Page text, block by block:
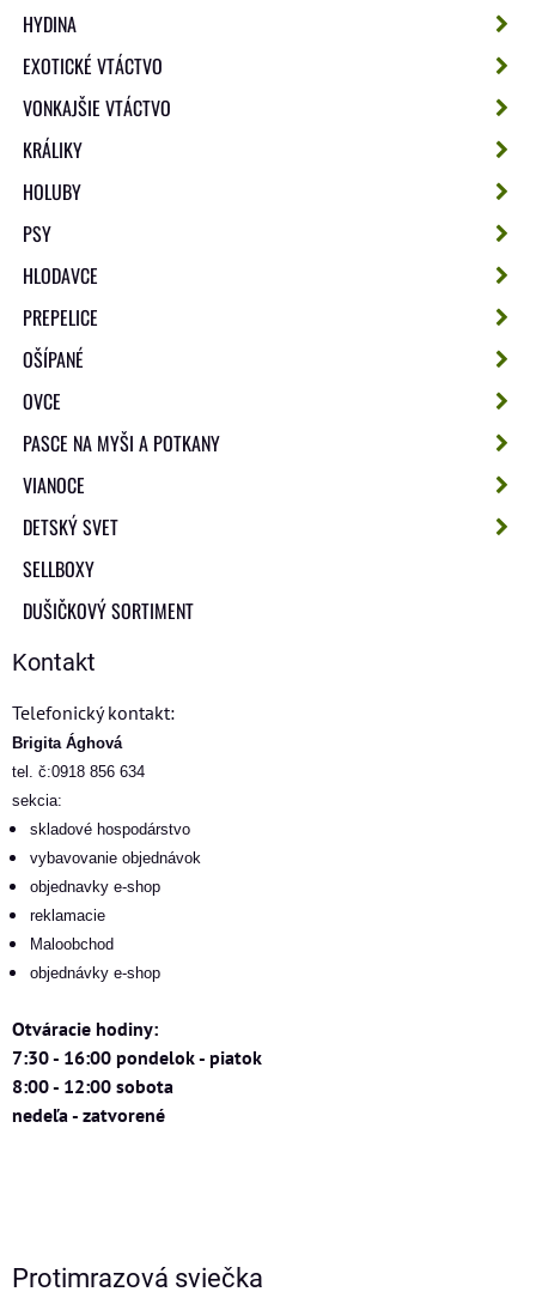
HYDINA
EXOTICKÉ VTÁCTVO
VONKAJŠIE VTÁCTVO
KRÁLIKY
HOLUBY
PSY
HLODAVCE
PREPELICE
OŠÍPANÉ
OVCE
PASCE NA MYŠI A POTKANY
VIANOCE
DETSKÝ SVET
SELLBOXY
DUŠIČKOVÝ SORTIMENT
Kontakt
Telefonický kontakt:
Brigita Ághová
tel. č:0918 856 634
sekcia:
skladové hospodárstvo
vybavovanie objednávok
objednavky e-shop
reklamacie
Maloobchod
objednávky e-shop
Otváracie hodiny:
7:30 - 16:00 pondelok - piatok
8:00 - 12:00 sobota
nedeľa - zatvorené
Protimrazová sviečka